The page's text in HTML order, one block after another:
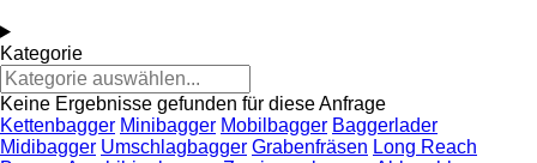
Kategorie
Keine Ergebnisse gefunden für diese Anfrage
Kettenbagger Minibagger Mobilbagger Baggerlader
Midibagger Umschlagbagger Grabenfräsen Long Reach